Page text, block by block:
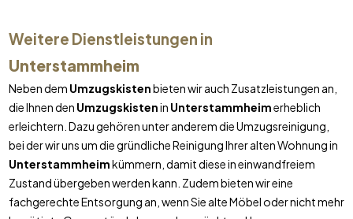
Weitere Dienstleistungen in
Unterstammheim
Neben dem Umzugskistenbieten wir auch Zusatzleistungen an,
die Ihnen den Umzugskistenin Unterstammheimerheblich
erleichtern. Dazu gehören unter anderem die Umzugsreinigung,
bei der wir uns um die gründliche Reinigung Ihrer alten Wohnung in
Unterstammheimkümmern, damit diese in einwandfreiem
Zustand übergeben werden kann. Zudem bieten wir eine
fachgerechte Entsorgung an, wenn Sie alte Möbel oder nicht mehr